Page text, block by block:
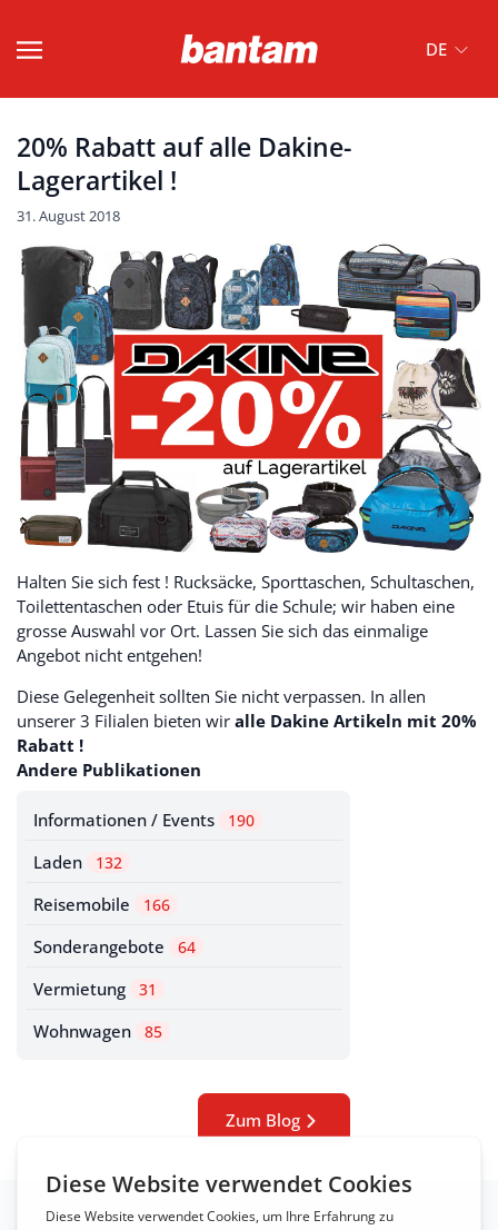
DE
20% Rabatt auf alle Dakine-
Lagerartikel !
31. August 2018
Halten Sie sich fest ! Rucksäcke, Sporttaschen, Schultaschen,
Toilettentaschen oder Etuis für die Schule; wir haben eine
grosse Auswahl vor Ort. Lassen Sie sich das einmalige
Angebot nicht entgehen!
Diese Gelegenheit sollten Sie nicht verpassen. In allen
unserer 3 Filialen bieten wir alle Dakine Artikeln mit 20%
Rabatt !
Andere Publikationen
Informationen / Events 190
Laden 132
Reisemobile 166
Sonderangebote 64
Vermietung 31
Wohnwagen 85
Zum Blog